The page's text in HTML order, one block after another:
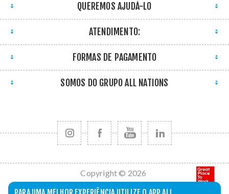
QUEREMOS AJUDÁ-LO
ATENDIMENTO:
FORMAS DE PAGAMENTO
SOMOS DO GRUPO ALL NATIONS
Copyright © 2026
All Nations. Todos